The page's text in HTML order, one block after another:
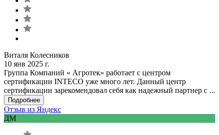
Виталя Колесников
10 янв 2025 г.
Группа Компаний « Агротек» работает с центром
сертификации INTECO уже много лет. Данный центр
сертификации зарекомендовал себя как надежный партнер с ...
Подробнее
Отзыв из Яндекс
ДМ